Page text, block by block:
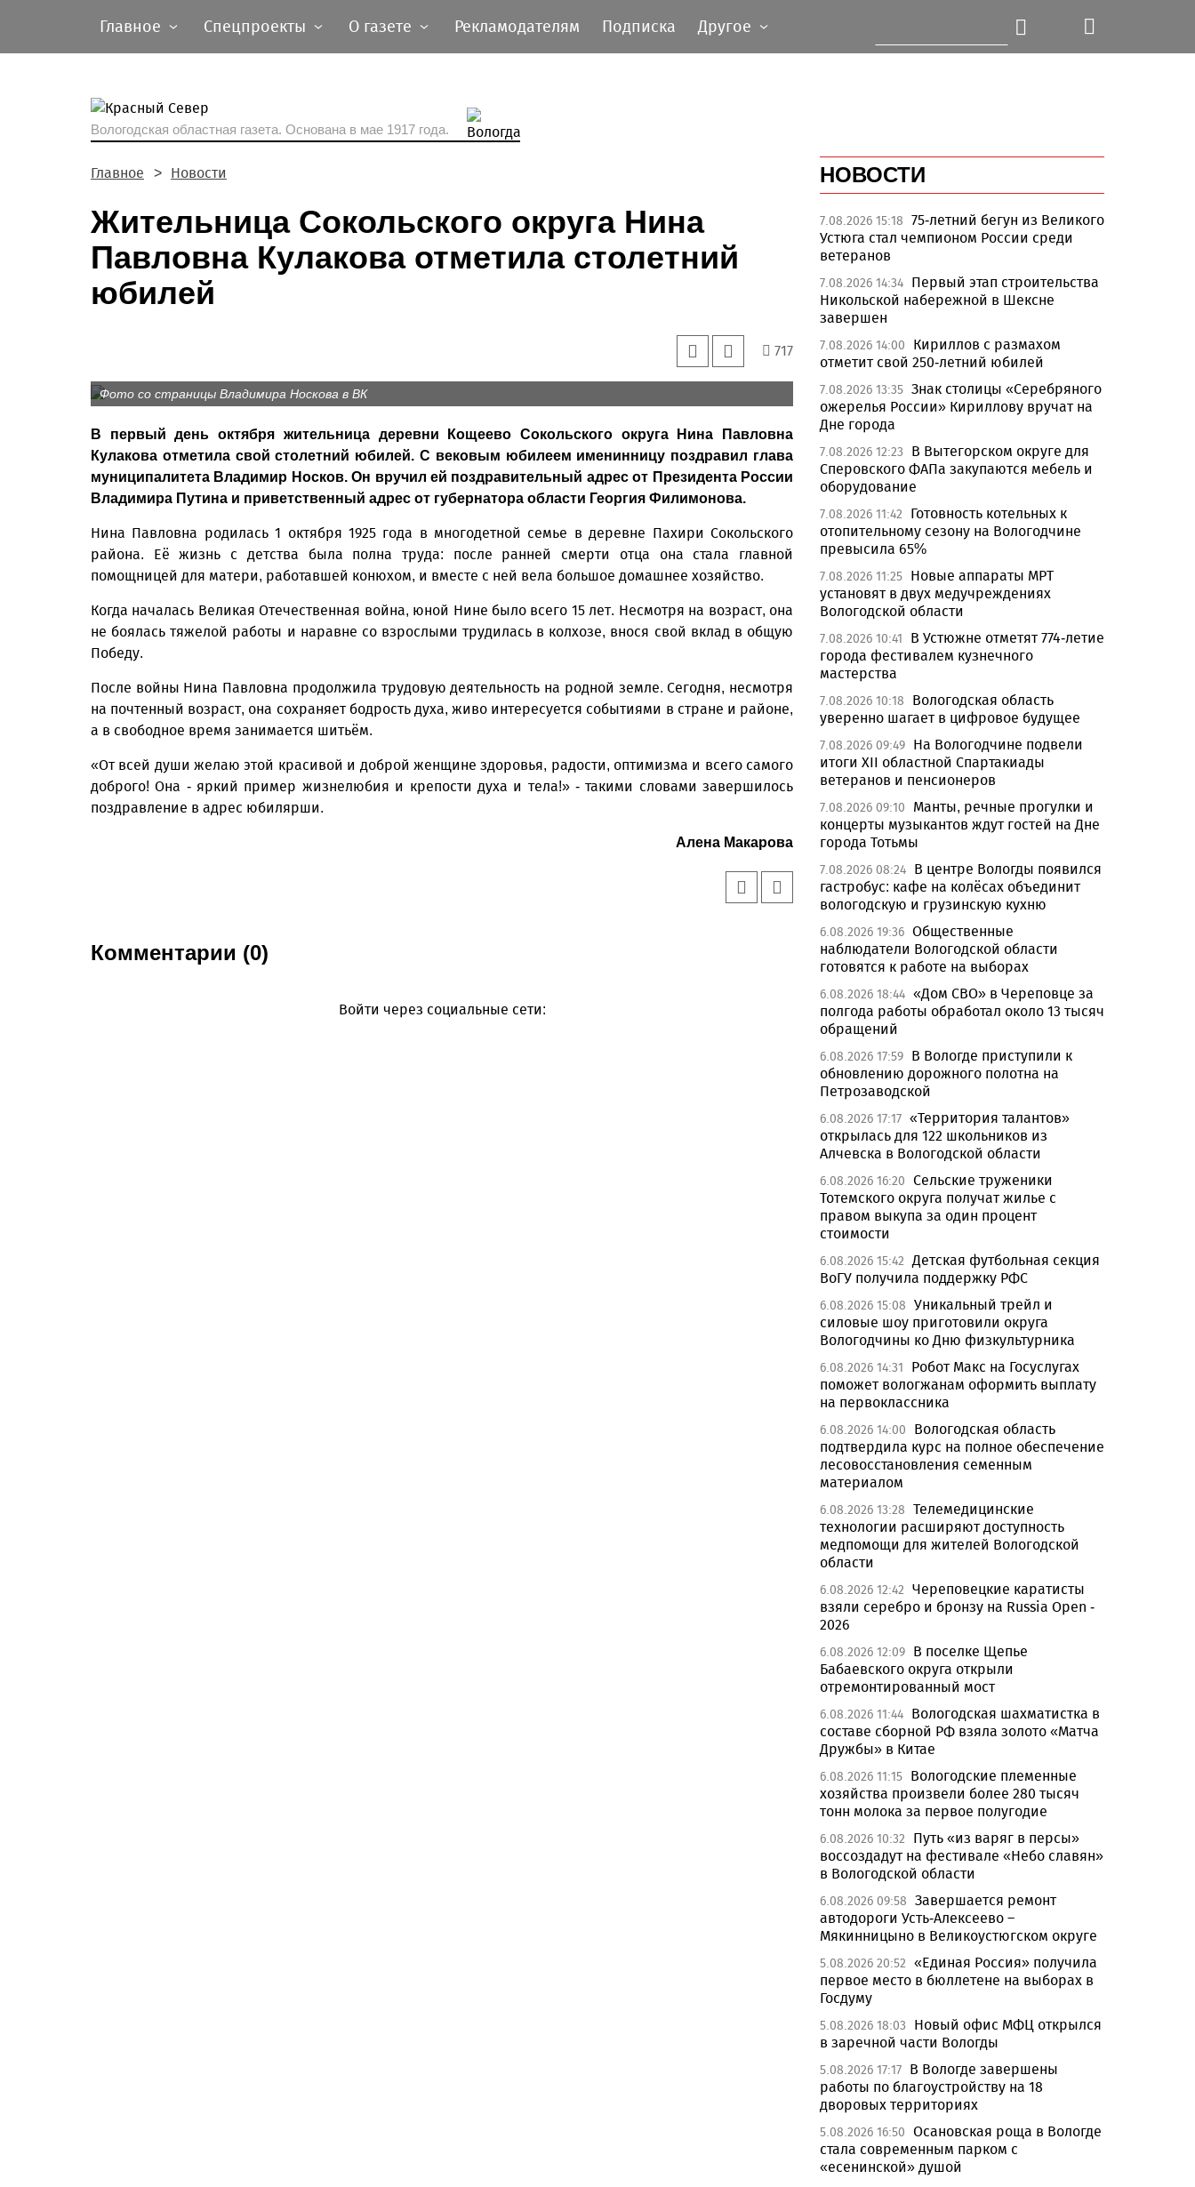
Главное Спецпроекты О газете Рекламодателям Подписка Другое
Вологодская областная газета. Основана в мае 1917 года.
Главное Новости
Жительница Сокольского округа Нина
Павловна Кулакова отметила столетний
юбилей
717
Фото со страницы Владимира Носкова в ВК
В первый день октября жительница деревни Кощеево Сокольского округа Нина Павловна
Кулакова отметила свой столетний юбилей. С вековым юбилеем именинницу поздравил глава
муниципалитета Владимир Носков. Он вручил ей поздравительный адрес от Президента России
Владимира Путина и приветственный адрес от губернатора области Георгия Филимонова.
Нина Павловна родилась 1 октября 1925 года в многодетной семье в деревне Пахири Сокольского
района. Её жизнь с детства была полна труда: после ранней смерти отца она стала главной
помощницей для матери, работавшей конюхом, и вместе с ней вела большое домашнее хозяйство.
Когда началась Великая Отечественная война, юной Нине было всего 15 лет. Несмотря на возраст, она
не боялась тяжелой работы и наравне со взрослыми трудилась в колхозе, внося свой вклад в общую
Победу.
После войны Нина Павловна продолжила трудовую деятельность на родной земле. Сегодня, несмотря
на почтенный возраст, она сохраняет бодрость духа, живо интересуется событиями в стране и районе,
а в свободное время занимается шитьём.
«От всей души желаю этой красивой и доброй женщине здоровья, радости, оптимизма и всего самого
доброго! Она - яркий пример жизнелюбия и крепости духа и тела!» - такими словами завершилось
поздравление в адрес юбилярши.
Алена Макарова
Комментарии (0)
Войти через социальные сети:
НОВОСТИ
7.08.2026 15:18 75-летний бегун из Великого
Устюга стал чемпионом России среди
ветеранов
7.08.2026 14:34 Первый этап строительства
Никольской набережной в Шексне
завершен
7.08.2026 14:00
Кириллов с размахом
отметит свой 250-летний юбилей
7.08.2026 13:35 Знак столицы «Серебряного
ожерелья России» Кириллову вручат на
Дне города
7.08.2026 12:23
В Вытегорском округе для
Сперовского ФАПа закупаются мебель и
оборудование
7.08.2026 11:42
Готовность котельных к
отопительному сезону на Вологодчине
превысила 65%
7.08.2026 11:25 Новые аппараты МРТ
установят в двух медучреждениях
Вологодской области
7.08.2026 10:41
В Устюжне отметят 774-летие
города фестивалем кузнечного
мастерства
7.08.2026 10:18
Вологодская область
уверенно шагает в цифровое будущее
7.08.2026 09:49 На Вологодчине подвели
итоги XII областной Спартакиады
ветеранов и пенсионеров
7.08.2026 09:10
Манты, речные прогулки и
концерты музыкантов ждут гостей на Дне
города Тотьмы
7.08.2026 08:24 В центре Вологды появился
гастробус: кафе на колёсах объединит
вологодскую и грузинскую кухню
6.08.2026 19:36 Общественные
наблюдатели Вологодской области
готовятся к работе на выборах
6.08.2026 18:44 «Дом СВО» в Череповце за
полгода работы обработал около 13 тысяч
обращений
6.08.2026 17:59 В Вологде приступили к
обновлению дорожного полотна на
Петрозаводской
6.08.2026 17:17 «Территория талантов»
открылась для 122 школьников из
Алчевска в Вологодской области
6.08.2026 16:20 Сельские труженики
Тотемского округа получат жилье с
правом выкупа за один процент
стоимости
6.08.2026 15:42 Детская футбольная секция
ВоГУ получила поддержку РФС
6.08.2026 15:08 Уникальный трейл и
силовые шоу приготовили округа
Вологодчины ко Дню физкультурника
6.08.2026 14:31
Робот Макс на Госуслугах
поможет вологжанам оформить выплату
на первоклассника
6.08.2026 14:00
Вологодская область
подтвердила курс на полное обеспечение
лесовосстановления семенным
материалом
6.08.2026 13:28 Телемедицинские
технологии расширяют доступность
медпомощи для жителей Вологодской
области
6.08.2026 12:42 Череповецкие каратисты
взяли серебро и бронзу на Russia Open -
2026
6.08.2026 12:09 В поселке Щепье
Бабаевского округа открыли
отремонтированный мост
6.08.2026 11:44 Вологодская шахматистка в
составе сборной РФ взяла золото «Матча
Дружбы» в Китае
6.08.2026 11:15 Вологодские племенные
хозяйства произвели более 280 тысяч
тонн молока за первое полугодие
6.08.2026 10:32
Путь «из варяг в персы»
воссоздадут на фестивале «Небо славян»
в Вологодской области
6.08.2026 09:58 Завершается ремонт
автодороги Усть-Алексеево –
Мякинницыно в Великоустюгском округе
5.08.2026 20:52 «Единая Россия» получила
первое место в бюллетене на выборах в
Госдуму
5.08.2026 18:03
Новый офис МФЦ открылся
в заречной части Вологды
5.08.2026 17:17 В Вологде завершены
работы по благоустройству на 18
дворовых территориях
5.08.2026 16:50 Осановская роща в Вологде
стала современным парком с
«есенинской» душой